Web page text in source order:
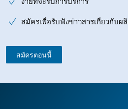
สมัครเพื่อรับฟังข่าวสารเกี่ยวกับ
สมัครตอนนี้